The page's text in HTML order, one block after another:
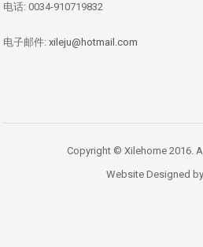
电话: 0034-910719832
电子邮件: xileju@hotmail.com
Copyright © Xilehome 2016.
Website Designed